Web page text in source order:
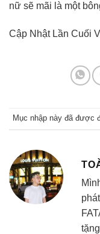
nữ sẽ mãi là một
Cập Nhật Lần Cuối
Mục nhập này đã được